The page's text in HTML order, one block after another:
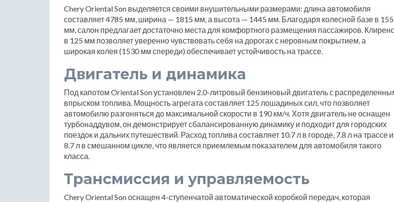
Chery Oriental Son выделяется своими внушительными размерами: длина автомобиля
составляет 4785 мм, ширина — 1815 мм, а высота — 1445 мм. Благодаря колесной базе в
мм, салон предлагает достаточно места для комфортного размещения пассажиров. Клиренс
в 125 мм позволяет уверенно чувствовать себя на дорогах с неровным покрытием, а
широкая колея (1530 мм спереди) обеспечивает устойчивость на трассе.
Двигатель и динамика
Под капотом Oriental Son установлен 2.0-литровый бензиновый двигатель с
впрыском топлива. Мощность агрегата составляет 125 лошадиных сил, что позволяет
автомобилю разгоняться до максимальной скорости в 190 км/ч. Хотя двигатель не оснащен
турбонаддувом, он демонстрирует сбалансированную динамику и подходит для городских
поездок и дальних путешествий. Расход топлива составляет 10.7 л в городе, 7.8 л на трассе и
8.7 л в смешанном цикле, что является приемлемым показателем для автомобиля такого
класса.
Трансмиссия и управляемость
Chery Oriental Son оснащен 4-ступенчатой автоматической коробкой передач, которая